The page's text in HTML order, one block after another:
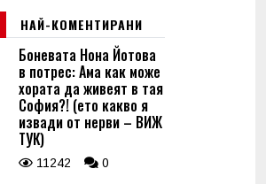
НАЙ-КОМЕНТИРАНИ
Боневата Нона Йотова
в потрес: Ама как може
хората да живеят в тая
София?! (ето какво я
извади от нерви – ВИЖ
ТУК)
11242 0